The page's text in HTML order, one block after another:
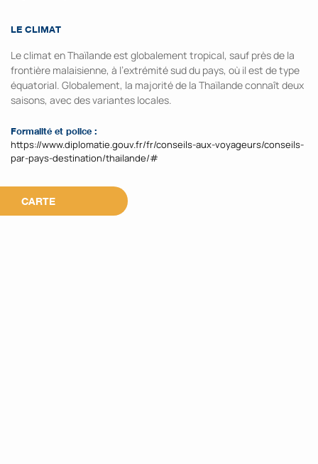
LE CLIMAT
Le climat en Thaïlande est globalement tropical, sauf près de la
frontière malaisienne, à l’extrémité sud du pays, où il est de type
équatorial. Globalement, la majorité de la Thaïlande connaît deux
saisons, avec des variantes locales.
Formalité et police :
https://www.diplomatie.gouv.fr/fr/conseils-aux-voyageurs/conseils-
par-pays-destination/thailande/#
CARTE